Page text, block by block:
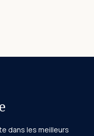
dans les meilleurs